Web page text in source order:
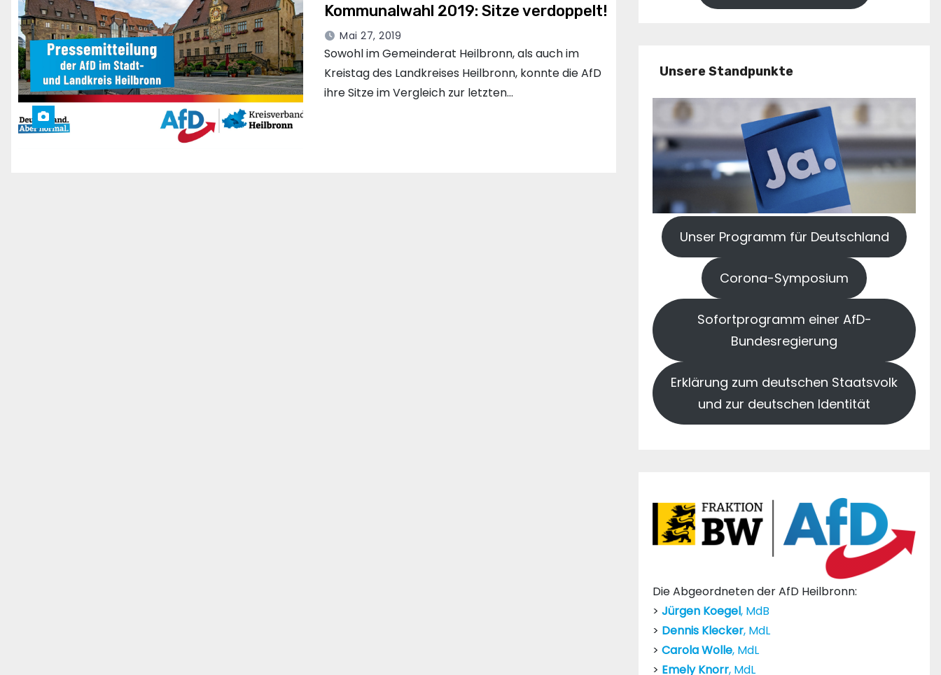
Kommunalwahl 2019: Sitze verdoppelt!
Mai 27, 2019
Sowohl im Gemeinderat Heilbronn, als auch im
Kreistag des Landkreises Heilbronn, konnte die AfD
ihre Sitze im Vergleich zur letzten…
Unsere Standpunkte
Unser Programm für Deutschland
Corona-Symposium
Sofortprogramm einer AfD-
Bundesregierung
Erklärung zum deutschen Staatsvolk
und zur deutschen Identität
Die Abgeordneten der AfD Heilbronn:
> Jürgen Koegel, MdB
> Dennis Klecker, MdL
> Carola Wolle, MdL
> Emely Knorr, MdL